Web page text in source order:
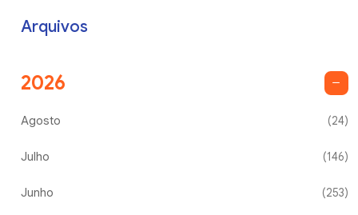
Arquivos
2026
Agosto (24)
Julho (146)
Junho (253)